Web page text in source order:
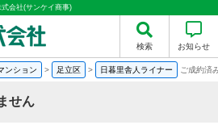
会社(サンケイ商事)
検索 お知らせ
ンション > 足立区 > 日暮里舎人ライナー ご成約済
せん